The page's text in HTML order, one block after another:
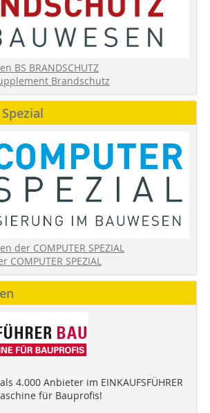
BS BRANDSCHUTZ
Brandschutz
der COMPUTER SPEZIAL
SPEZIAL
4.000 Anbieter im EINKAUFSFÜHRER
für Bauprofis!